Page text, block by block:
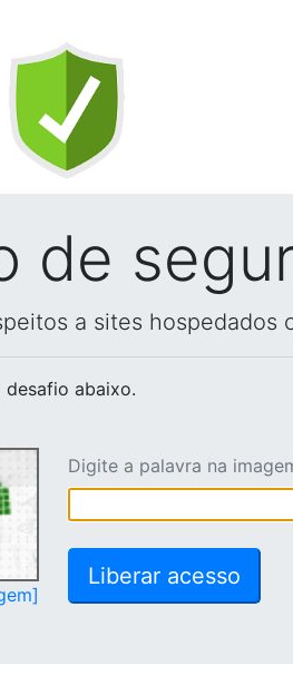
de
a sites hospedados
desafio abaixo.
Digite a palavra na